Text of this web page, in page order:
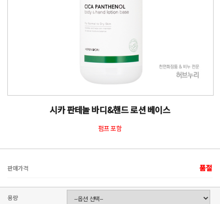
시카 판테놀 바디&핸드 로션 베이스
펌프 포함
판매가격 품절
용량